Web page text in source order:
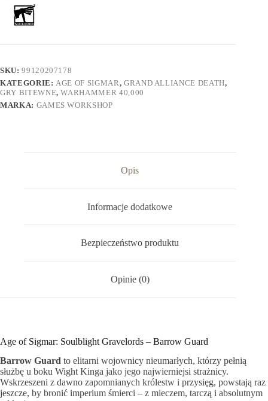
SKU:99120207178
KATEGORIE:AGE OF SIGMAR, GRAND ALLIANCE DEATH,
GRY BITEWNE,WARHAMMER 40,000
MARKA: GAMES WORKSHOP
Opis
Informacje dodatkowe
Bezpieczeństwo produktu
Opinie (0)
Age of Sigmar: Soulblight Gravelords – Barrow Guard
Barrow Guard to elitarni wojownicy nieumarłych, którzy pełnią
służbę u boku Wight Kinga jako jego najwierniejsi strażnicy.
Wskrzeszeni z dawno zapomnianych królestw i przysięg, powstają raz
jeszcze, by bronić imperium śmierci – z mieczem, tarczą i absolutnym